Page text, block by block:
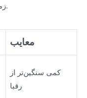
زمان توقف را در هنگام ارتقا کاهش می‌دهد.
معایب
کمی سنگین‌تر از
رقبا